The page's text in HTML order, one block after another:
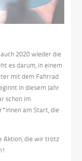
2020 wieder die
es darum, in einem
mit dem Fahrrad
in diesem Jahr
schon im
am Start, die
Aktion, die wir trotz